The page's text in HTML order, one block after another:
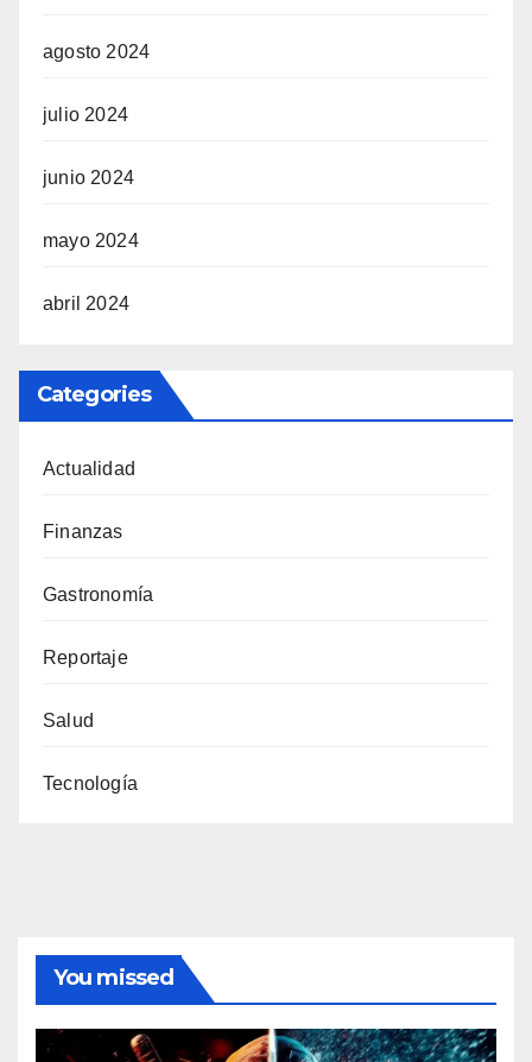
agosto 2024
julio 2024
junio 2024
mayo 2024
abril 2024
Categories
Actualidad
Finanzas
Gastronomía
Reportaje
Salud
Tecnología
You missed